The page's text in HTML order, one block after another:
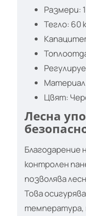
Размери:
Тегло: 60
Цвят:
Лесна
Благодарение
контролен
позволява
Това
температура,